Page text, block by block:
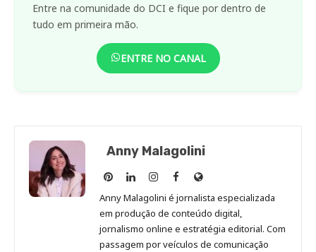
Entre na comunidade do DCI e fique por dentro de
tudo em primeira mão.
ENTRE NO CANAL
Anny Malagolini
Anny
Malagolini
no
Pinterest
Anny
Malagolini
no
LinkedIn
Anny
Malagolini
no
Instagram
Anny
Malagolini
no
Facebook
Site
de
Anny
Malagolini
Anny Malagolini é jornalista especializada
em produção de conteúdo digital,
jornalismo online e estratégia editorial. Com
passagem por veículos de comunicação